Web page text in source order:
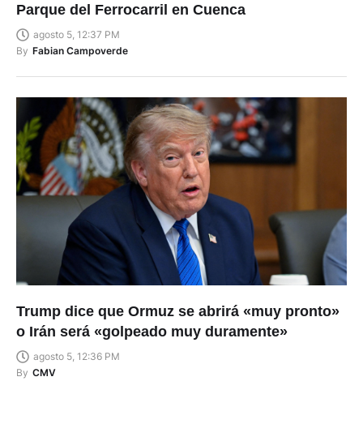
Parque del Ferrocarril en Cuenca
agosto 5, 12:37 PM
By Fabian Campoverde
Trump dice que Ormuz se abrirá «muy pronto»
o Irán será «golpeado muy duramente»
agosto 5, 12:36 PM
By CMV